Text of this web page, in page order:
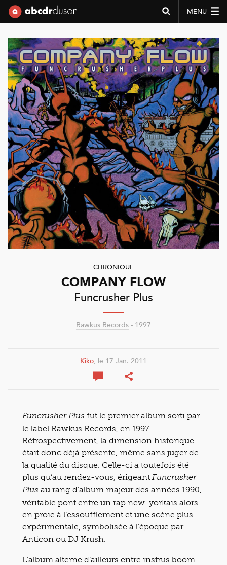
MENU
CHRONIQUE
COMPANY FLOW
Funcrusher Plus
Rawkus Records - 1997
Kiko, le 17 Jan. 2011
Funcrusher Plus fut le premier album sorti par
le label Rawkus Records, en 1997.
Rétrospectivement, la dimension historique
était donc déjà présente, même sans juger de
la qualité du disque. Celle-ci a toutefois été
plus qu’au rendez-vous, érigeant Funcrusher
Plus au rang d’album majeur des années 1990,
véritable pont entre un rap new-yorkais alors
en proie à l’essoufflement et une scène plus
expérimentale, symbolisée à l’époque par
Anticon ou DJ Krush.
L’album alterne d’ailleurs entre instrus boom-